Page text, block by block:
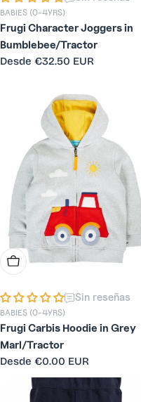
BABIES (0-4YRS)
Frugi Character Joggers in
Bumblebee/Tractor
Precio
Desde €32.50 EUR
Elige Opciones
Sin reseñas
BABIES (0-4YRS)
Frugi Carbis Hoodie in Grey
Marl/Tractor
Precio
habitual
Desde €0.00 EUR